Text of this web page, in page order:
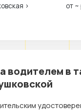
›
от ~
водителем в